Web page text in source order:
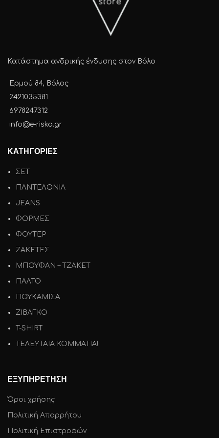
Κατάστημα ανδρικής ένδυσης στον Βόλο
Ερμού 84, Βόλος
2421035381
6978247312
info@e-risko.gr
ΚΑΤΗΓΟΡΙΕΣ
ΣΕΤ
ΠΑΝΤΕΛΟΝΙΑ
JEANS
ΦΟΡΜΕΣ
ΦΟΥΤΕΡ
ΖΑΚΕΤΕΣ
ΜΠΟΥΦΑΝ – ΤΖΑΚΕΤ
ΠΑΛΤΟ
ΠΟΥΚΑΜΙΣΑ
ΖΙΒΑΓΚΟ
T-SHIRT
ΤΕΛΕΥΤΑΙΑ ΚΟΜΜΑΤΙΑ!
ΕΞΥΠΗΡΕΤΗΣΗ
Όροι χρήσης
Πολιτική Απορρήτου
Πολιτική Επιστροφών